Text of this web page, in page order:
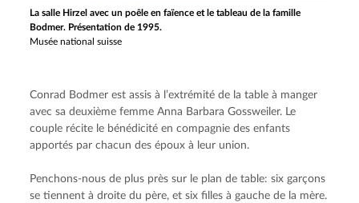
La salle Hirzel avec un poêle en faïence et le tableau de la famille
Bodmer. Présentation de 1995.
Musée national suisse
Conrad Bodmer est assis à l’extrémité de la table à manger
avec sa deuxième femme Anna Barbara Gossweiler. Le
couple récite le bénédicité en compagnie des enfants
apportés par chacun des époux à leur union.
Penchons-nous de plus près sur le plan de table: six garçons
se tiennent à droite du père, et six filles à gauche de la mère.